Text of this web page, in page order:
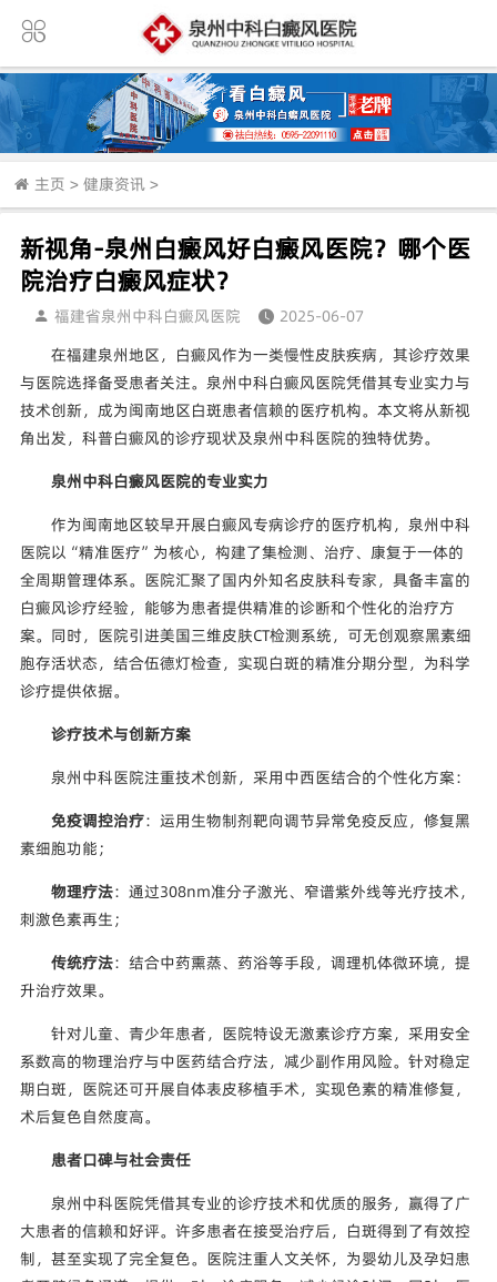
主页 > 健康资讯 >
新视角-泉州白癜风好白癜风医院？哪个医
院治疗白癜风症状？
福建省泉州中科白癜风医院
2025-06-07
在福建泉州地区，白癜风作为一类慢性皮肤疾病，其诊疗效果
与医院选择备受患者关注。泉州中科白癜风医院凭借其专业实力与
技术创新，成为闽南地区白斑患者信赖的医疗机构。本文将从新视
角出发，科普白癜风的诊疗现状及泉州中科医院的独特优势。
泉州中科白癜风医院的专业实力
作为闽南地区较早开展白癜风专病诊疗的医疗机构，泉州中科
医院以“精准医疗”为核心，构建了集检测、治疗、康复于一体的
全周期管理体系。医院汇聚了国内外知名皮肤科专家，具备丰富的
白癜风诊疗经验，能够为患者提供精准的诊断和个性化的治疗方
案。同时，医院引进美国三维皮肤CT检测系统，可无创观察黑素细
胞存活状态，结合伍德灯检查，实现白斑的精准分期分型，为科学
诊疗提供依据。
诊疗技术与创新方案
泉州中科医院注重技术创新，采用中西医结合的个性化方案：
免疫调控治疗：运用生物制剂靶向调节异常免疫反应，修复黑
素细胞功能；
物理疗法：通过308nm准分子激光、窄谱紫外线等光疗技术，
刺激色素再生；
传统疗法：结合中药熏蒸、药浴等手段，调理机体微环境，提
升治疗效果。
针对儿童、青少年患者，医院特设无激素诊疗方案，采用安全
系数高的物理治疗与中医药结合疗法，减少副作用风险。针对稳定
期白斑，医院还可开展自体表皮移植手术，实现色素的精准修复，
术后复色自然度高。
患者口碑与社会责任
泉州中科医院凭借其专业的诊疗技术和优质的服务，赢得了广
大患者的信赖和好评。许多患者在接受治疗后，白斑得到了有效控
制，甚至实现了完全复色。医院注重人文关怀，为婴幼儿及孕妇患